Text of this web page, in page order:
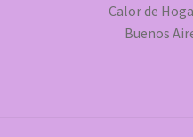
Calor de
Buenos